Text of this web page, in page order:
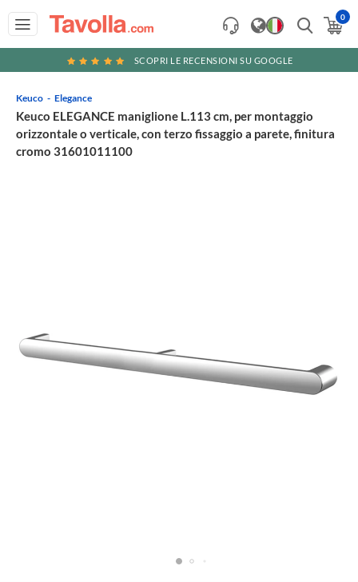
0
SCOPRI LE RECENSIONI SU GOOGLE
Keuco Elegance
Keuco ELEGANCE maniglione L.113 cm, per montaggio
orizzontale o verticale, con terzo fissaggio a parete, finitura
cromo 31601011100